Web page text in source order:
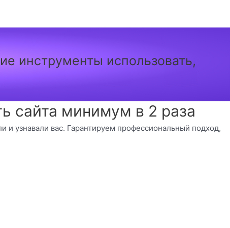
инструменты использовать,
сайта минимум в 2 раза
и узнавали вас. Гарантируем профессиональный подход,